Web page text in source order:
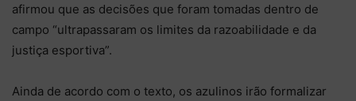
afirmou que as decisões que foram tomadas dentro de
campo “ultrapassaram os limites da razoabilidade e da
justiça esportiva”.
Ainda de acordo com o texto, os azulinos irão formalizar